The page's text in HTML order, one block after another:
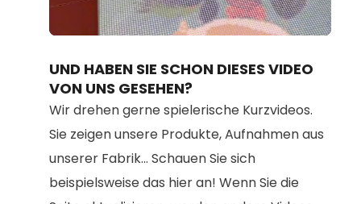
Unmute Loaded:
91.14%
UND HABEN SIE SCHON DIESES VIDEO
VON UNS GESEHEN?
Wir drehen gerne spielerische Kurzvideos.
Sie zeigen unsere Produkte, Aufnahmen aus
unserer Fabrik... Schauen Sie sich
beispielsweise das hier an! Wenn Sie die